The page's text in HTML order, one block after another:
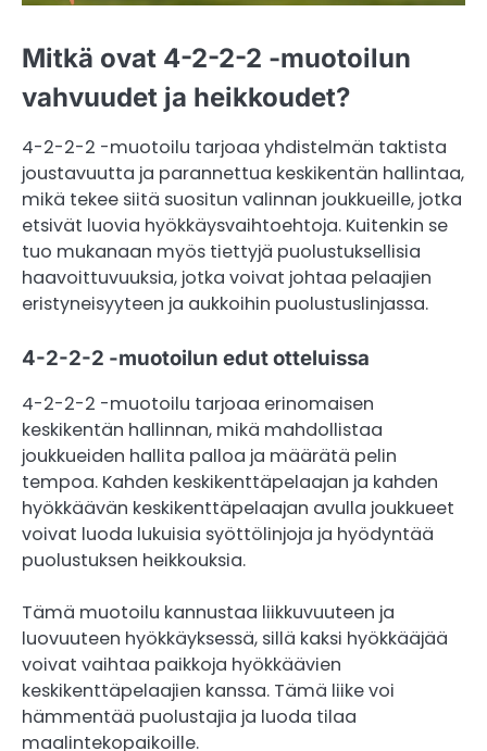
Mitkä ovat 4-2-2-2 -muotoilun
vahvuudet ja heikkoudet?
4-2-2-2 -muotoilu tarjoaa yhdistelmän taktista
joustavuutta ja parannettua keskikentän hallintaa,
mikä tekee siitä suositun valinnan joukkueille, jotka
etsivät luovia hyökkäysvaihtoehtoja. Kuitenkin se
tuo mukanaan myös tiettyjä puolustuksellisia
haavoittuvuuksia, jotka voivat johtaa pelaajien
eristyneisyyteen ja aukkoihin puolustuslinjassa.
4-2-2-2 -muotoilun edut otteluissa
4-2-2-2 -muotoilu tarjoaa erinomaisen
keskikentän hallinnan, mikä mahdollistaa
joukkueiden hallita palloa ja määrätä pelin
tempoa. Kahden keskikenttäpelaajan ja kahden
hyökkäävän keskikenttäpelaajan avulla joukkueet
voivat luoda lukuisia syöttölinjoja ja hyödyntää
puolustuksen heikkouksia.
Tämä muotoilu kannustaa liikkuvuuteen ja
luovuuteen hyökkäyksessä, sillä kaksi hyökkääjää
voivat vaihtaa paikkoja hyökkäävien
keskikenttäpelaajien kanssa. Tämä liike voi
hämmentää puolustajia ja luoda tilaa
maalintekopaikoille.